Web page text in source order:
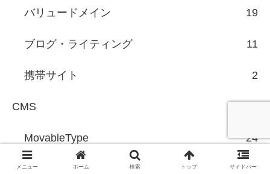
バリュードメイン 19
ブログ・ライティング 11
携帯サイト 2
CMS
MovableType 24
WordPress 68
メニュー ホーム 検索 トップ サイドバー